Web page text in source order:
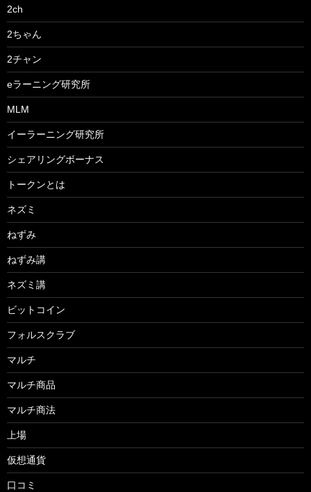
2ch
2ちゃん
2チャン
eラーニング研究所
MLM
イーラーニング研究所
シェアリングボーナス
トークンとは
ネズミ
ねずみ
ねずみ講
ネズミ講
ビットコイン
フォルスクラブ
マルチ
マルチ商品
マルチ商法
上場
仮想通貨
口コミ